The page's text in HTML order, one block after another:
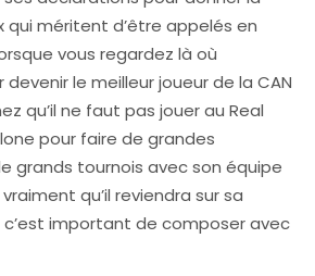
qui méritent d’être appelés en
vous regardez là où
le meilleur joueur de la CAN
qu’il ne faut pas jouer au Real
pour faire de grandes
grands tournois avec son équipe
qu’il reviendra sur sa
important de composer avec